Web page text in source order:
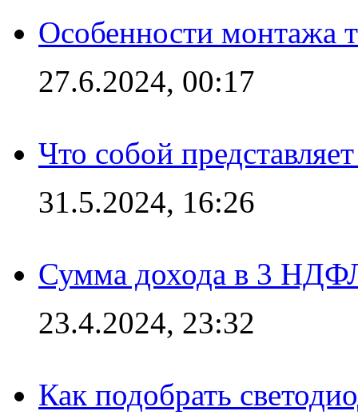
Особенности монтажа
27.6.2024, 00:17
Что собой
31.5.2024, 16:26
Сумма дохода в 3
23.4.2024, 23:32
Как подобрать